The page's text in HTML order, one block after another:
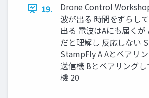
19.
Drone Control
波が出る 時間をずらし
出る 電波はAにも届くが
だと理解し 反応しない
StampFly A Aとペアリ
送信機 Bとペアリング
機 20